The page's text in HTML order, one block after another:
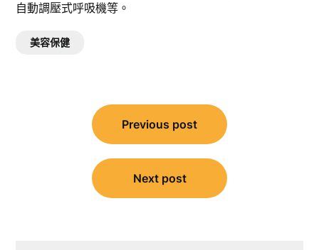
自動調壓式呼吸機等。
美容保健
Previous post
Next post